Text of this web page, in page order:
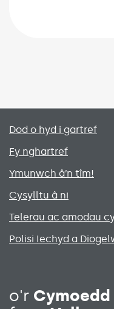
Primary footer
Dod o hyd i gartref
Fy nghartref
Ymunwch â’n tîm!
Cysylltu â ni
Telerau ac amodau
Polisi Iechyd a
o'r